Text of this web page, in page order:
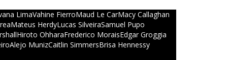
LimaVahine FierroMaud Le CarMacy Callaghan
Mateus HerdyLucas SilveiraSamuel Pupo
Hiroto OhharaFrederico MoraisEdgar Groggia
Alejo MunizCaitlin SimmersBrisa Hennessy